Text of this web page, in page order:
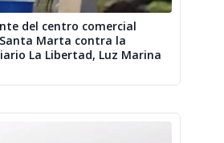
del centro comercial
Marta contra la
La Libertad, Luz Marina